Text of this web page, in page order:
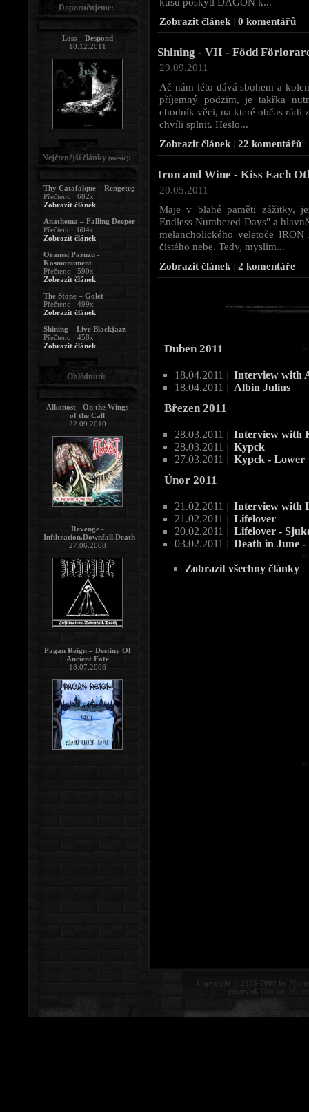
Zobrazit článek | 0 komentářů
Shining - VII - Född
29.09.2011
Ač nám léto dává sbohem a
příjemný podzim, je takřka
chodník věci, na které občas rádi
chvíli splnit. Heslo...
Zobrazit článek | 22 komentářů
Iron and Wine - Kiss Each
20.05.2011
Maje v blahé paměti zážitky,
Endless Numbered Days" a
melancholického veletoče
čistého nebe. Tedy, myslím...
Zobrazit článek | 2 komentáře
Duben 2011
18.04.2011 | Interview with
18.04.2011 | Albin Julius
Březen 2011
28.03.2011 | Interview with
28.03.2011 | Kypck
27.03.2011 | Kypck - Lower
Únor 2011
21.02.2011 | Interview with
21.02.2011 | Lifelover
20.02.2011 | Lifelover -
03.02.2011 | Death in June
Zobrazit všechny články
Copyright © 2005-2009 by
reserved. Contact:
Doporučujeme:
Loss – Despond
18.12.2011
Nejčtenější články (měsíc):
Thy Catafalque – Rengeteg
Přečteno : 682x
Zobrazit článek
Anathema – Falling Deeper
Přečteno : 604x
Zobrazit článek
Oranssi Pazuzu -
Kosmonument
Přečteno : 590x
Zobrazit článek
The Stone – Golet
Přečteno : 499x
Zobrazit článek
Shining – Live Blackjazz
Přečteno : 458x
Zobrazit článek
Ohlédnutí:
Alkonost - On the Wings
of the Call
22.09.2010
Revenge -
Infiltration.Downfall.Death
27.06.2008
Pagan Reign – Destiny Of
Ancient Fate
18.07.2006